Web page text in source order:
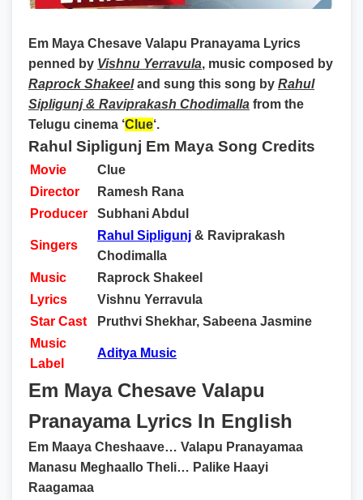
Em Maya Chesave Valapu Pranayama Lyrics
penned by Vishnu Yerravula, music composed by
Raprock Shakeeland sung this song by Rahul
Sipligunj & Raviprakash Chodimalla from the
Telugu cinema ‘Clue‘.
Rahul Sipligunj Em Maya Song Credits
Movie
Clue
Director
Ramesh Rana
Producer
Subhani Abdul
Singers
Rahul Sipligunj & Raviprakash
Chodimalla
Music
Raprock Shakeel
Lyrics
Vishnu Yerravula
Star Cast
Pruthvi Shekhar, Sabeena Jasmine
Music
Label
Aditya Music
Em Maya Chesave Valapu
Pranayama Lyrics In English
Em Maaya Cheshaave… Valapu Pranayamaa
Manasu Meghaallo Theli… Palike Haayi
Raagamaa